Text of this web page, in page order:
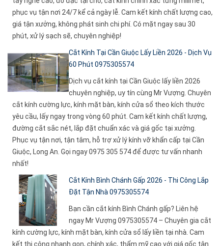
phục vụ tận nơi 24/7 kể cả ngày lễ. Cam kết kính chất lượng cao,
giá tận xưởng, không phát sinh chi phí. Có mặt ngay sau 30
phút, xử lý sạch sẽ, chuyên nghiệp!
Cắt Kính Tại Cần Giuộc Lấy Liền 2026 - Dịch Vụ
60 Phút 0975305574
Dịch vụ cắt kính tại Cần Giuộc lấy liền 2026
chuyên nghiệp, uy tín cùng Mr Vượng. Chuyên
cắt kính cường lực, kính mặt bàn, kính cửa sổ theo kích thước
yêu cầu, lấy ngay trong vòng 60 phút. Cam kết kính chất lượng,
đường cắt sắc nét, lắp đặt chuẩn xác và giá gốc tại xưởng.
Phục vụ tận nơi, tận tâm, hỗ trợ xử lý kính vỡ khẩn cấp tại Cần
Giuộc, Long An. Gọi ngay 0975 305 574 để được tư vấn nhanh
nhất!
Cắt Kính Bình Chánh Gấp 2026 - Thi Công Lắp
Đặt Tận Nhà 0975305574
Bạn cần cắt kính Bình Chánh gấp? Liên hệ
ngay Mr Vượng 0975305574 – Chuyên gia cắt
kính cường lực, kính mặt bàn, kính cửa sổ lấy liền tại nhà. Cam
kết thi công nhanh gọn, chính xác, thẩm mỹ cao với giá gốc tận